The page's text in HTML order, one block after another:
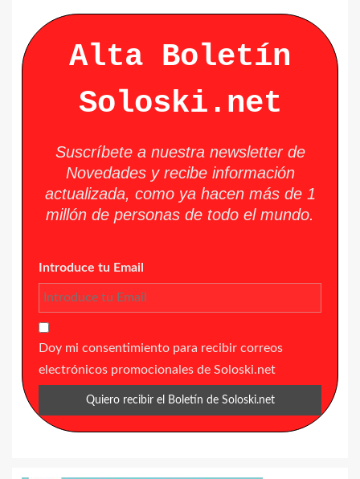
Alta Boletín
Soloski.net
Suscríbete a nuestra newsletter de
Novedades y recibe información
actualizada, como ya hacen más de 1
millón de personas de todo el mundo.
Introduce tu Email
Doy mi consentimiento para recibir correos
electrónicos promocionales de Soloski.net